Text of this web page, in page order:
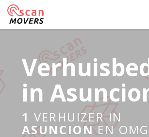
in
1 VERHUIZER IN
ASUNCIONEN